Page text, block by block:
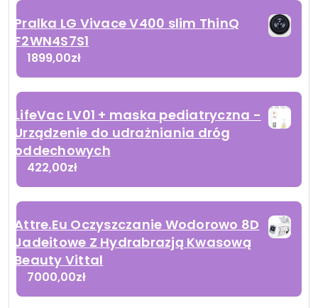
Pralka LG Vivace V400 slim ThinQ
F2WN4S7S1
1899,00zł
LifeVac LV01 + maska pediatryczna -
Urządzenie do udrażniania dróg
oddechowych
422,00zł
Attre.Eu Oczyszczanie Wodorowo 8D
Jadeitowe Z Hydrabrazją Kwasową
Beauty Vittal
7000,00zł